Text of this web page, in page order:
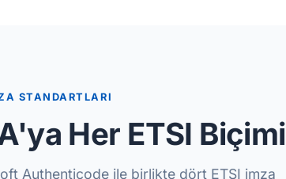
STANDARTLARI
Her ETSI Biçimi
Authenticode ile birlikte dört ETSI imza